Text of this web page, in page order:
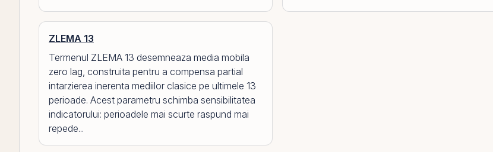
ZLEMA 13
Termenul ZLEMA 13 desemneaza media mobila
zero lag, construita pentru a compensa partial
intarzierea inerenta mediilor clasice pe ultimele 13
perioade. Acest parametru schimba sensibilitatea
indicatorului: perioadele mai scurte raspund mai
repede...